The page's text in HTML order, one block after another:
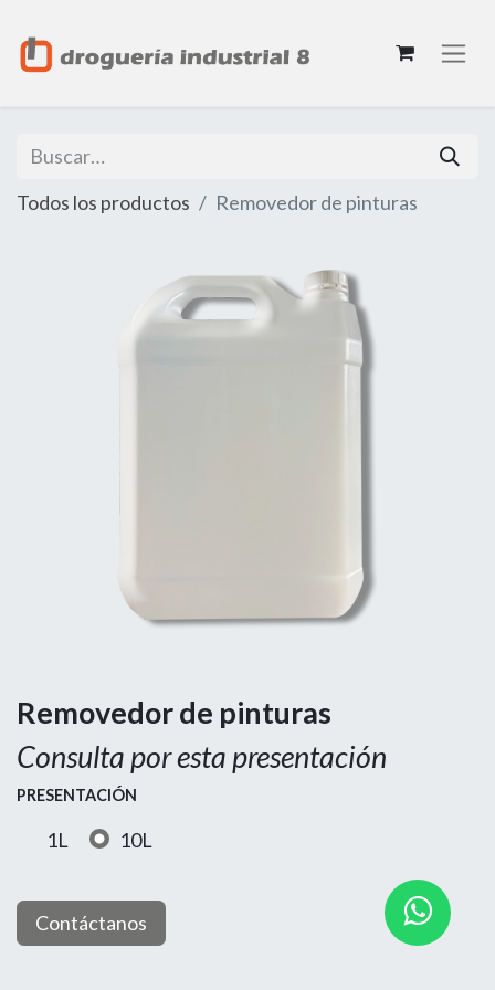
Todos los productos Removedor de pinturas
Removedor de pinturas
Consulta por esta presentación
PRESENTACIÓN
1L 10L
Contáctanos